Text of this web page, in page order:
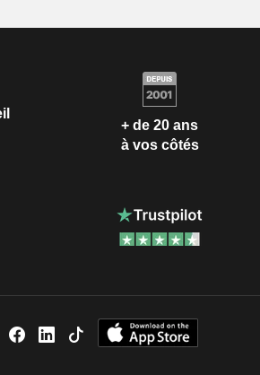
+ de 20 ans
à vos côtés